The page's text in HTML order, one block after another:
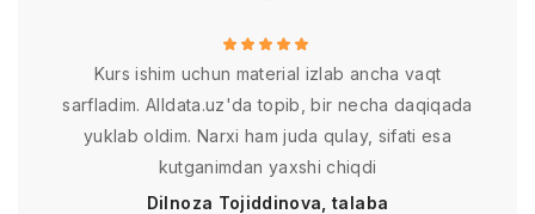
Kurs ishim uchun material izlab ancha vaqt
sarfladim. Alldata.uz'da topib, bir necha daqiqada
yuklab oldim. Narxi ham juda qulay, sifati esa
kutganimdan yaxshi chiqdi
Dilnoza Tojiddinova, talaba